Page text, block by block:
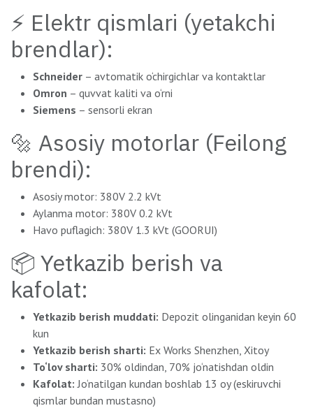
⚡ Elektr qismlari (yetakchi
brendlar):
Schneider – avtomatik o‘chirgichlar va kontaktlar
Omron – quvvat kaliti va o‘rni
Siemens – sensorli ekran
🔩 Asosiy motorlar (Feilong
brendi):
Asosiy motor: 380V 2.2 kVt
Aylanma motor: 380V 0.2 kVt
Havo puflagich: 380V 1.3 kVt (GOORUI)
📦 Yetkazib berish va
kafolat:
Yetkazib berish muddati: Depozit olinganidan keyin 60
kun
Yetkazib berish sharti: Ex Works Shenzhen, Xitoy
To‘lov sharti: 30% oldindan, 70% jo‘natishdan oldin
Kafolat: Jo‘natilgan kundan boshlab 13 oy (eskiruvchi
qismlar bundan mustasno)